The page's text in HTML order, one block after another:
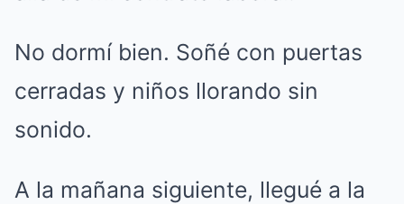
No dormí bien. Soñé con puertas
cerradas y niños llorando sin
sonido.
A la mañana siguiente, llegué a la